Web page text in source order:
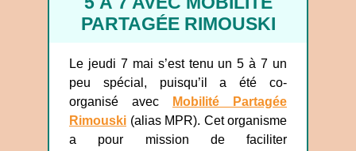
PARTAGÉE RIMOUSKI
Le jeudi 7 mai s’est tenu un 5 à 7 un
peu spécial, puisqu’il a été co-
organisé avec
Mobilité Partagée
Rimouski (alias MPR). Cet organisme
a pour mission de faciliter